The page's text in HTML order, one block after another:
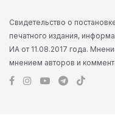
Свидетельство о
печатного издания,
ИА от 11.08.2017 года.
мнением авторов и